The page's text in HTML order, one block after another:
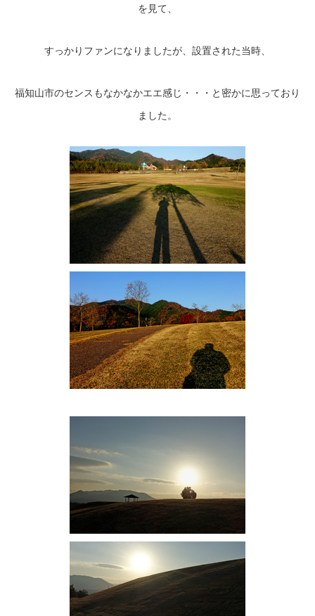
を見て、
すっかりファンになりましたが、設置された当時、
福知山市のセンスもなかなかエエ感じ・・・と密かに思っており
ました。